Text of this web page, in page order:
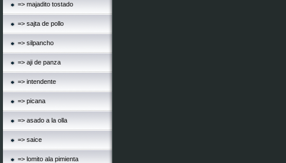
=> majadito tostado
=> sajta de pollo
=> silpancho
=> aji de panza
=> intendente
=> picana
=> asado a la olla
=> saice
=> lomito ala pimienta